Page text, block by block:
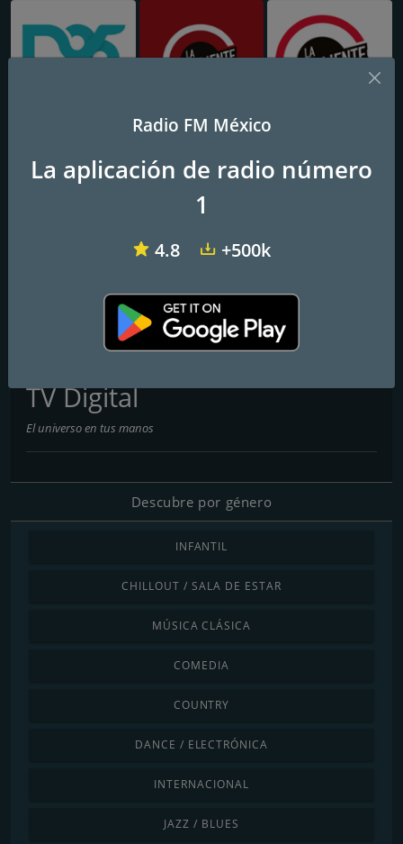
XHJD FM (D99 FM)
TV Digital
El universo en tus manos
Descubre por género
INFANTIL
CHILLOUT / SALA DE ESTAR
MÚSICA CLÁSICA
COMEDIA
COUNTRY
DANCE / ELECTRÓNICA
INTERNACIONAL
JAZZ / BLUES
Radio FM México
La aplicación de radio número
1
4.8 +500k